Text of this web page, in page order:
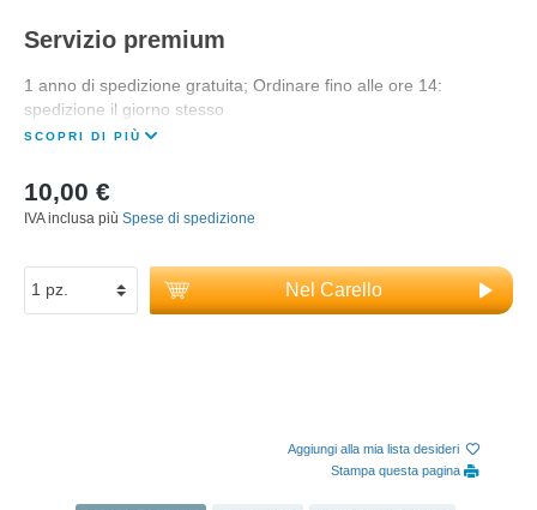
Servizio premium
1 anno di spedizione gratuita; Ordinare fino alle ore 14:
spedizione il giorno stesso
SCOPRI DI PIÙ
10,00 €
IVA inclusa più Spese di spedizione
Nel Carello
Aggiungi alla mia lista desideri
Stampa questa pagina